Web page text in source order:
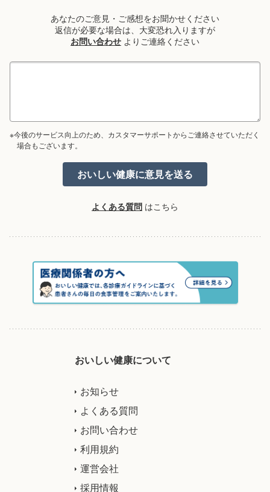
あなたのご意見・ご感想をお聞かせください
返信が必要な場合は、大変恐れ入りますが
お問い合わせ よりご連絡ください
※今後のサービス向上のため、カスタマーサポートからご連絡させていただく
場合もございます。
よくある質問 はこちら
おいしい健康について
お知らせ
よくある質問
お問い合わせ
利用規約
運営会社
採用情報